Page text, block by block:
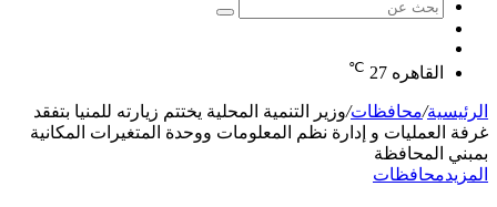
بحث
عشوائي
القاهره 27
℃
الرئيسية/محافظات/وزير التنمية المحلية يختتم زيارته للمنيا بتفقد
غرفة العمليات و إدارة نظم المعلومات ووحدة المتغيرات المكانية
بمبني المحافظة
المزيدمحافظات